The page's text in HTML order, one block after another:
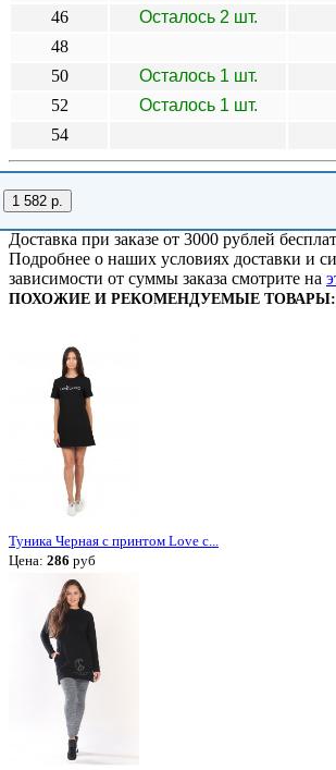
46
Осталось 2 шт.
48
50
Осталось 1 шт.
52
Осталось 1 шт.
54
1 582 р.
Доставка при заказе от 3000 рублей
Подробнее о наших условиях доставки и
зависимости от суммы заказа смотрите на
ПОХОЖИЕ И РЕКОМЕНДУЕМЫЕ ТОВАРЫ:
Туника Черная с принтом Love c...
Цена: 286 руб